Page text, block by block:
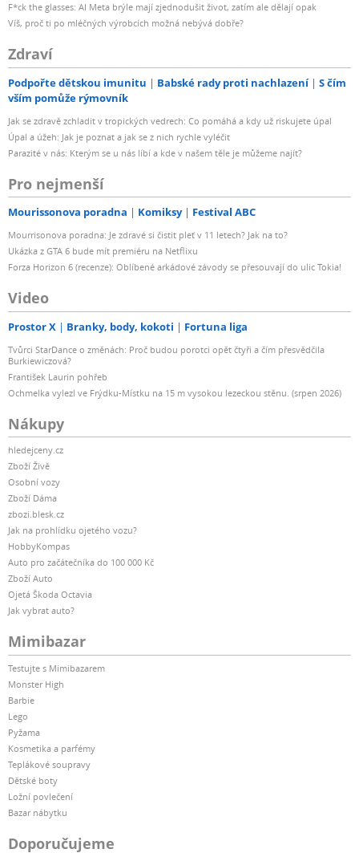
F*ck the glasses: AI Meta brýle mají zjednodušit život, zatím ale dělají opak
Víš, proč ti po mléčných výrobcích možná nebývá dobře?
Zdraví
Podpořte dětskou imunitu Babské rady proti nachlazení
S čím
vším pomůže rýmovník
Jak se zdravě zchladit v tropických vedrech: Co pomáhá a kdy už riskujete úpal
Úpal a úžeh: Jak je poznat a jak se z nich rychle vyléčit
Parazité v nás: Kterým se u nás líbí a kde v našem těle je můžeme najít?
Pro nejmenší
Mourissonova poradna Komiksy Festival ABC
Mourrisonova poradna: Je zdravé si čistit pleť v 11 letech? Jak na to?
Ukázka z GTA 6 bude mít premiéru na Netflixu
Forza Horizon 6 (recenze): Oblíbené arkádové závody se přesouvají do ulic Tokia!
Video
Prostor X Branky, body, kokoti Fortuna liga
Tvůrci StarDance o změnách: Proč budou porotci opět čtyři a čím přesvědčila
Burkiewiczová?
František Laurin pohřeb
Ochmelka vylezl ve Frýdku-Místku na 15 m vysokou lezeckou stěnu. (srpen 2026)
Nákupy
hledejceny.cz
Zboží Živě
Osobní vozy
Zboží Dáma
zbozi.blesk.cz
Jak na prohlídku ojetého vozu?
HobbyKompas
Auto pro začátečníka do 100 000 Kč
Zboží Auto
Ojetá Škoda Octavia
Jak vybrat auto?
Mimibazar
Testujte s Mimibazarem
Monster High
Barbie
Lego
Pyžama
Kosmetika a parfémy
Teplákové soupravy
Dětské boty
Ložní povlečení
Bazar nábytku
Doporučujeme